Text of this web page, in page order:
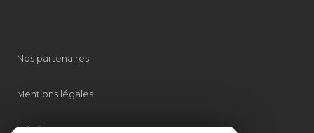
Nos partenaires
Mentions légales
Admin